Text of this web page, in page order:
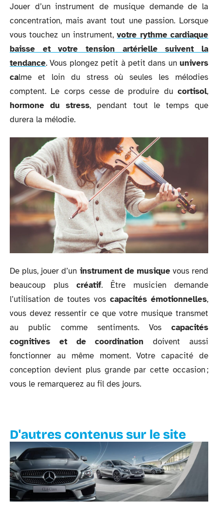
Jouer d’un instrument de musique demande de la
concentration, mais avant tout une passion. Lorsque
vous touchez un instrument,votre rythme cardiaque
baisse et votre tension artérielle suivent la
tendance. Vous plongez petit à petit dans un univers
calme et loin du stress où seules les mélodies
comptent. Le corps cesse de produire du cortisol,
hormone du stress, pendant tout le temps que
durera la mélodie.
De plus, jouer d’un instrument de musiquevous rend
beaucoup plus créatif. Être musicien demande
l’utilisation de toutes vos capacités émotionnelles,
vous devez ressentir ce que votre musique transmet
au public comme sentiments. Vos capacités
cognitives et de coordination doivent aussi
fonctionner au même moment. Votre capacité de
conception devient plus grande par cette occasion ;
vous le remarquerez au fil des jours.
D'autres contenus sur le site